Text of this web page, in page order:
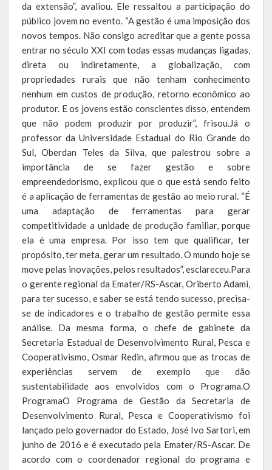
da extensão”, avaliou. Ele ressaltou a participação do
público jovem no evento. “A gestão é uma imposição dos
novos tempos. Não consigo acreditar que a gente possa
entrar no século XXI com todas essas mudanças ligadas,
direta ou indiretamente, a globalização, com
propriedades rurais que não tenham conhecimento
nenhum em custos de produção, retorno econômico ao
produtor. E os jovens estão conscientes disso, entendem
que não podem produzir por produzir”, frisou.Já o
professor da Universidade Estadual do Rio Grande do
Sul, Oberdan Teles da Silva, que palestrou sobre a
importância de se fazer gestão e sobre
empreendedorismo, explicou que o que está sendo feito
é a aplicação de ferramentas de gestão ao meio rural. “É
uma adaptação de ferramentas para gerar
competitividade a unidade de produção familiar, porque
ela é uma empresa. Por isso tem que qualificar, ter
propósito, ter meta, gerar um resultado. O mundo hoje se
move pelas inovações, pelos resultados”, esclareceu.Para
o gerente regional da Emater/RS-Ascar, Oriberto Adami,
para ter sucesso, e saber se está tendo sucesso, precisa-
se de indicadores e o trabalho de gestão permite essa
análise. Da mesma forma, o chefe de gabinete da
Secretaria Estadual de Desenvolvimento Rural, Pesca e
Cooperativismo, Osmar Redin, afirmou que as trocas de
experiências servem de exemplo que dão
sustentabilidade aos envolvidos com o Programa.O
ProgramaO Programa de Gestão da Secretaria de
Desenvolvimento Rural, Pesca e Cooperativismo foi
lançado pelo governador do Estado, José Ivo Sartori, em
junho de 2016 e é executado pela Emater/RS-Ascar. De
acordo com o coordenador regional do programa e